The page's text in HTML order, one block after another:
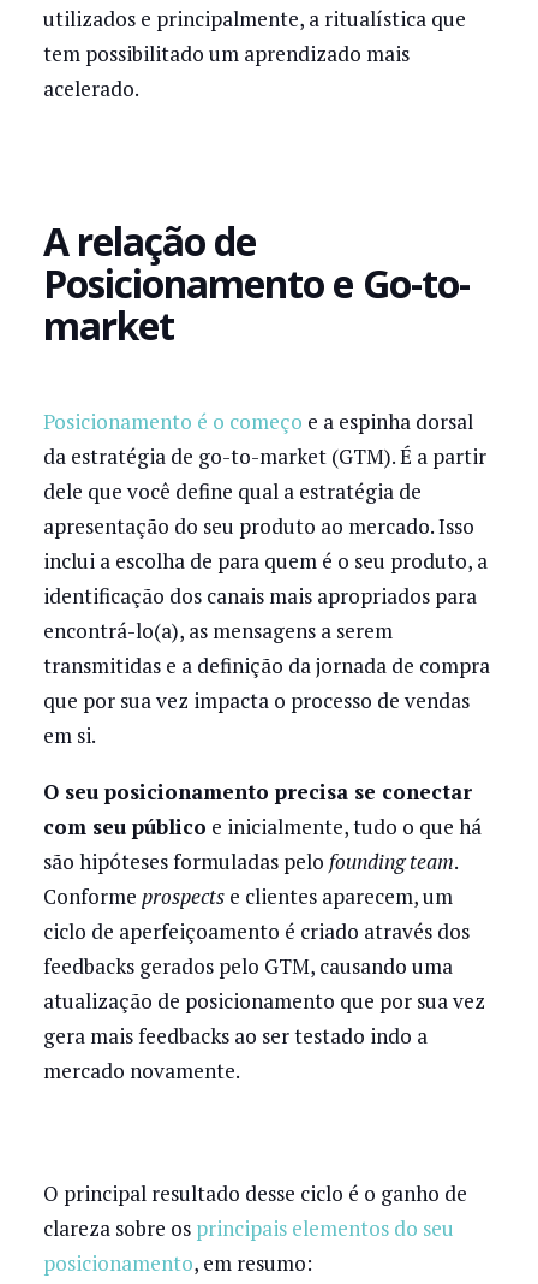
utilizados e principalmente, a ritualística que
tem possibilitado um aprendizado mais
acelerado.
A relação de
Posicionamento e Go-to-
market
Posicionamento é o começo e a espinha dorsal
da estratégia de go-to-market (GTM). É a partir
dele que você define qual a estratégia de
apresentação do seu produto ao mercado. Isso
inclui a escolha de para quem é o seu produto, a
identificação dos canais mais apropriados para
encontrá-lo(a), as mensagens a serem
transmitidas e a definição da jornada de compra
que por sua vez impacta o processo de vendas
em si.
O seu posicionamento precisa se conectar
com seu público e inicialmente, tudo o que há
são hipóteses formuladas pelo founding team.
Conforme prospects e clientes aparecem, um
ciclo de aperfeiçoamento é criado através dos
feedbacks gerados pelo GTM, causando uma
atualização de posicionamento que por sua vez
gera mais feedbacks ao ser testado indo a
mercado novamente.
O principal resultado desse ciclo é o ganho de
clareza sobre os principais elementos do seu
posicionamento, em resumo: